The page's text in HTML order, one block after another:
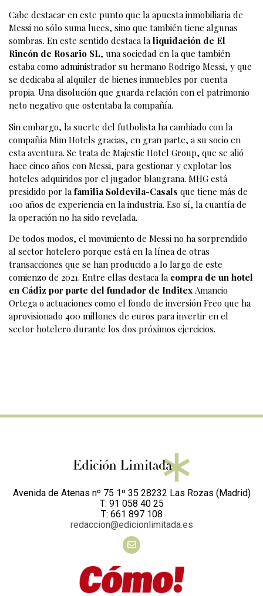
Cabe destacar en este punto que la apuesta inmobiliaria de
Messi no sólo suma luces, sino que también tiene algunas
sombras. En este sentido destaca laliquidación de El
Rincón de Rosario SL, una sociedad en la que también
estaba como administrador su hermano Rodrigo Messi, y que
se dedicaba al alquiler de bienes inmuebles por cuenta
propia. Una disolución que guarda relación con el patrimonio
neto negativo que ostentaba la compañía.
Sin embargo, la suerte del futbolista ha cambiado con la
compañía Mim Hotels gracias, en gran parte, a su socio en
esta aventura. Se trata de Majestic Hotel Group, que se alió
hace cinco años con Messi, para gestionar y explotar los
hoteles adquiridos por el jugador blaugrana. MHG está
presidido por la familia Soldevila-Casals que tiene más de
100 años de experiencia en la industria. Eso sí, la cuantía de
la operación no ha sido revelada.
De todos modos, el movimiento de Messi no ha sorprendido
al sector hotelero porque está en la línea de otras
transacciones que se han producido a lo largo de este
comienzo de 2021. Entre ellas destaca la compra de un hotel
en Cádiz por parte del fundador de Inditex Amancio
Ortega o actuaciones como el fondo de inversión Freo que ha
aprovisionado 400 millones de euros para invertir en el
sector hotelero durante los dos próximos ejercicios.
Avenida de Atenas nº 75 1º 35 28232 Las Rozas (Madrid)
T: 91 058 40 25
T: 661 897 108
redaccion@edicionlimitada.es